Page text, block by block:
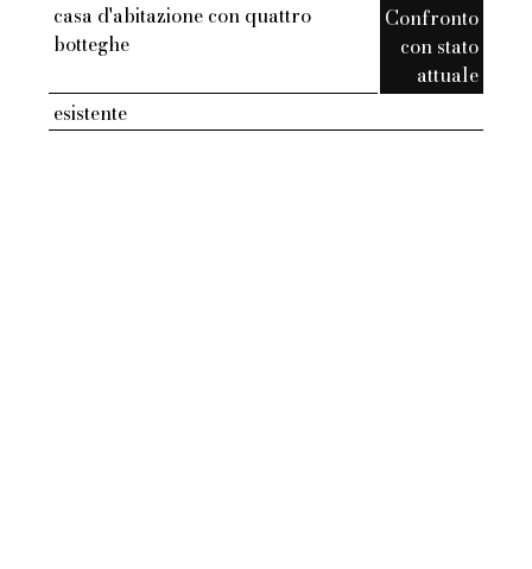
casa d'abitazione con quattro
botteghe
Confronto
con stato
attuale
esistente